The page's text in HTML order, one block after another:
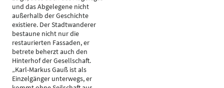
und das Abgelegene nicht
außerhalb der Geschichte
existiere. Der Stadtwanderer
bestaune nicht nur die
restaurierten Fassaden, er
betrete beherzt auch den
Hinterhof der Gesellschaft.
„Karl-Markus Gauß ist als
Einzelgänger unterwegs, er